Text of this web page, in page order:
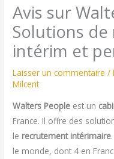
Avis sur
Solutions
intérim et
Laisser un commentaire /
Milcent
Walters People est un
France. Il offre des
le recrutement intérimaire
le monde, dont 4 en